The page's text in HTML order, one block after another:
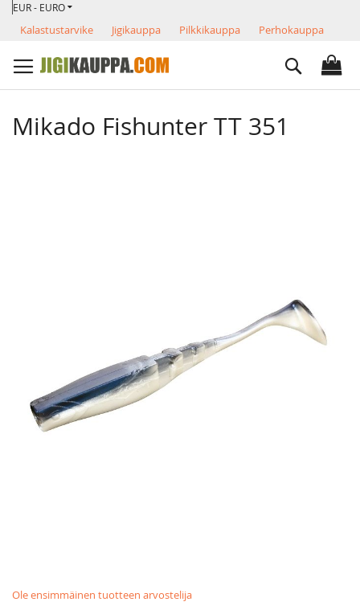
Skip
Content
VALUUTTA
EUR - EURO
Kalastustarvike Jigikauppa Pilkkikauppa
Perhokauppa
Search
Mikado Fishunter TT 351
Ole ensimmäinen tuotteen arvostelija
to